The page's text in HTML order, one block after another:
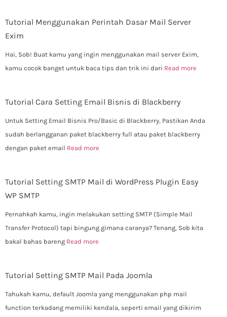
Tutorial Menggunakan Perintah Dasar Mail Server
Exim
Hai, Sob! Buat kamu yang ingin menggunakan mail server Exim,
kamu cocok banget untuk baca tips dan trik ini dari Read more
Tutorial Cara Setting Email Bisnis di Blackberry
Untuk Setting Email Bisnis Pro/Basic di Blackberry, Pastikan Anda
sudah berlangganan paket blackberry full atau paket blackberry
dengan paket email Read more
Tutorial Setting SMTP Mail di WordPress Plugin Easy
WP SMTP
Pernahkah kamu, ingin melakukan setting SMTP (Simple Mail
Transfer Protocol) tapi bingung gimana caranya? Tenang, Sob kita
bakal bahas bareng Read more
Tutorial Setting SMTP Mail Pada Joomla
Tahukah kamu, default Joomla yang menggunakan php mail
function terkadang memiliki kendala, seperti email yang dikirim